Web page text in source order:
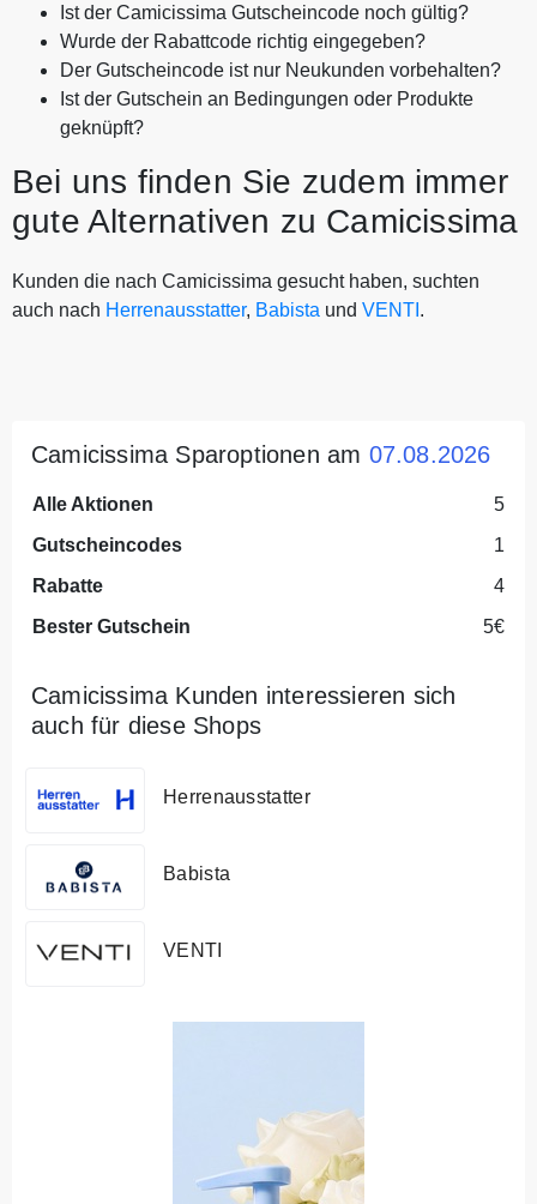
Ist der Camicissima Gutscheincode noch gültig?
Wurde der Rabattcode richtig eingegeben?
Der Gutscheincode ist nur Neukunden vorbehalten?
Ist der Gutschein an Bedingungen oder Produkte
geknüpft?
Bei uns finden Sie zudem immer
gute Alternativen zu Camicissima
Kunden die nach Camicissima gesucht haben, suchten
auch nach Herrenausstatter, Babista und VENTI .
Camicissima Sparoptionen am 07.08.2026
Alle Aktionen
5
Gutscheincodes
1
Rabatte
4
Bester Gutschein
5€
Camicissima Kunden interessieren sich
auch für diese Shops
Herrenausstatter
Babista
VENTI